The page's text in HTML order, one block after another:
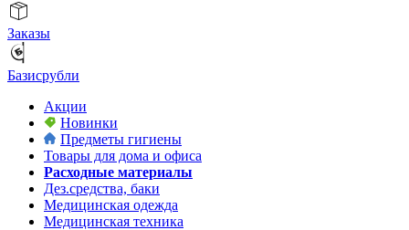
Заказы
Базисрубли
Акции
Новинки
Предметы гигиены
Товары для дома и офиса
Расходные материалы
Дез.средства, баки
Медицинская одежда
Медицинская техника